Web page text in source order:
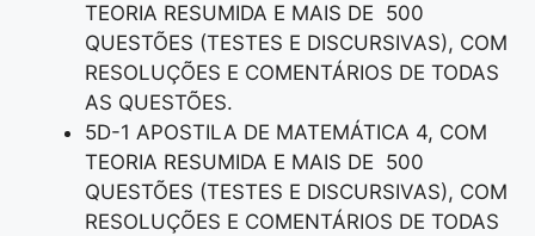
TEORIA RESUMIDA E MAIS DE 500
QUESTÕES (TESTES E DISCURSIVAS), COM
RESOLUÇÕES E COMENTÁRIOS DE TODAS
AS QUESTÕES.
5D-1 APOSTILA DE MATEMÁTICA 4, COM
TEORIA RESUMIDA E MAIS DE 500
QUESTÕES (TESTES E DISCURSIVAS), COM
RESOLUÇÕES E COMENTÁRIOS DE TODAS